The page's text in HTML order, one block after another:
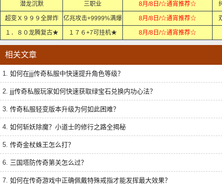
潜龙沉默 三职业 8月/8日/☆通宵推荐☆
超变Ｘ９９９全屏炸 亿兆攻击+9999%满爆 8月/8日/☆通宵推荐☆
１．８０龙腾复古★ １７６+7可挂机★ 8月/8日/☆通宵推荐☆
相关文章
1. 如何在jjj传奇私服中快速提升角色等级？
2. jjj传奇私服玩家如何快速获取绿宝石兑换内功心法？
3. 传奇私服轻变版本升级为何如此困难？
4. 如何斩妖除魔？小道士的修行之路全揭秘
5. 传奇金杖蛛王怎么打？
6. 三国塔防传奇第关怎么过？
7. 如何在传奇游戏中正确佩戴特殊戒指才能发挥最大效果？